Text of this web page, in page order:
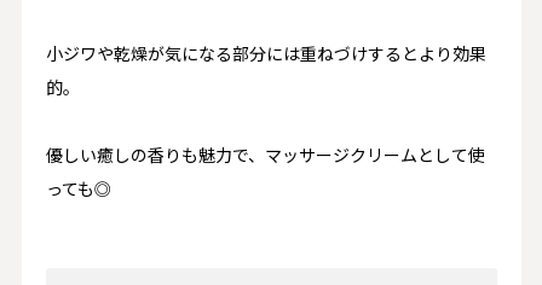
小ジワや乾燥が気になる部分には重ねづけするとより効果
的。
優しい癒しの香りも魅力で、マッサージクリームとして使
っても◎